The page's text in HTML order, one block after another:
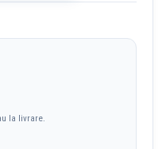
la livrare.